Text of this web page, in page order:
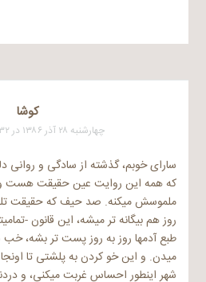
کوشا
چهارشنبه ۲۸ آذر ۱۳۸۶ در ۵:۳۲ بعد از ظهر
سارای خوبم، گذشته از سادگی و
که همه این روایت عین حقیقت هست
ملموسش میکنه. صد حیف که حقیقت تلخ
روز هم بیگانه تر میشه، این قانون -
طبع آدمها روز به روز پست تر بشه،
میدن. و این خو کردن به پلشتی تا
شهر اینطور احساس غربت میکنی، و